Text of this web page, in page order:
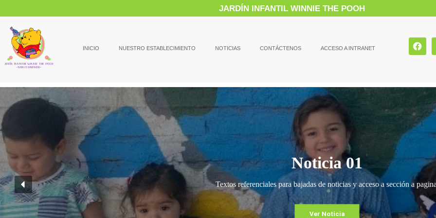
JARDÍN INFANTIL WINNIE THE POOH
INICIO NUESTRO ESTABLECIMIENTO NOTICIAS CONTÁCTENOS ACCESO A INTRANET
Textos referenciales para bajadas de noticias y acceso a sección a
Ver Noticia
Noticia 01